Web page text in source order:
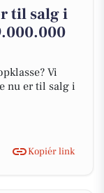
til salg i
Vi
nu er til salg i
Kopiér link